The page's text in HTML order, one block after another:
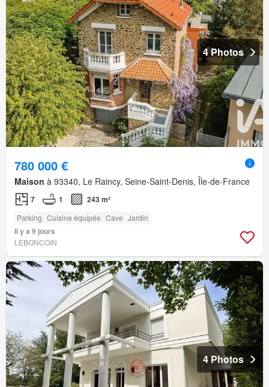
4 Photos
780 000 €
Maison à 93340, Le Raincy, Seine-Saint-Denis, Île-de-France
7 1 243 m²
Parking Cuisine équipée Cave Jardin
Il y a 9 jours
LEBONCOIN
4 Photos